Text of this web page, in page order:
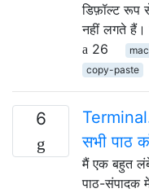
डिफ़ॉल्ट रूप
नहीं लगते
26
copy-paste
6
सभी पाठ
मैं एक बहुत
पाठ-संपादक